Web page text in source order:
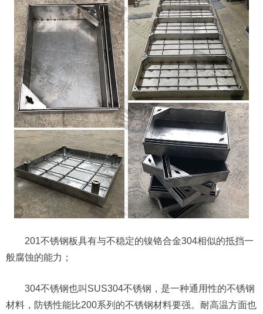
201不锈钢板具有与不稳定的镍铬合金304相似的抵挡一
般腐蚀的能力；
304不锈钢也叫SUS304不锈钢，是一种通用性的不锈钢
材料，防锈性能比200系列的不锈钢材料要强。耐高温方面也